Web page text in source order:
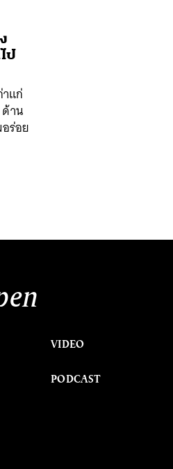
ป
แก่
าน
ร่อย
VIDEO
PODCAST
ค้นหา